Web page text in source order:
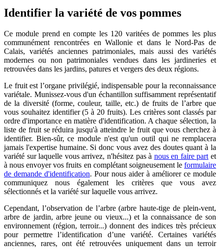
Identifier la variété de vos pommes
Ce module prend en compte les 120 varitées de pommes les plus
communément rencontrées en Wallonie et dans le Nord-Pas de
Calais, variétés anciennes patrimoniales, mais aussi des variétés
modernes ou non patrimoniales vendues dans les jardineries et
retrouvées dans les jardins, patures et vergers des deux régions.
Le fruit est l’organe privilégié, indispensable pour la reconnaissance
variétale. Munissez-vous d'un échantillon suffisamment représentatif
de la diversité (forme, couleur, taille, etc.) de fruits de l’arbre que
vous souhaitez identifier (5 à 20 fruits). Les critères sont classés par
ordre d'importance en matière d'identification. A chaque sélection, la
liste de fruit se réduira jusqu'à atteindre le fruit que vous cherchez à
identifier. Bien-sûr, ce module n'est qu'un outil qui ne remplacera
jamais l'expertise humaine. Si donc vous avez des doutes quant à la
variété sur laquelle vous arrivez, n'hésitez pas à nous en faire part et
à nous envoyer vos fruits en complétant soigneusement le formulaire
de demande d'identification. Pour nous aider à améliorer ce module
communiquez nous également les critères que vous avez
sélectionnés et la variété sur laquelle vous arrivez.
Cependant, l’observation de l’arbre (arbre haute-tige de plein-vent,
arbre de jardin, arbre jeune ou vieux...) et la connaissance de son
environnement (région, terroir...) donnent des indices très précieux
pour permettre l’identification d’une variété. Certaines variétés
anciennes, rares, ont été retrouvées uniquement dans un terroir